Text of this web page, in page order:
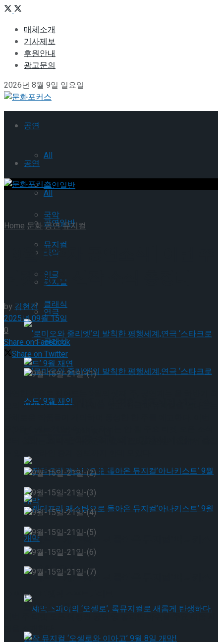
매체소개
기사제보
후원안내
광고문의
2026년 8월 9일 일요일
공연
All
공연일반
국악
뮤지컬
연극
클래식
‘로미오와 줄리엣’의 발칙한 평행세계,연극 ‘스
젠더프리 캐스팅으로 돌아온 뮤지컬’아나키스
트’ 9월 개막
공연
All
공연일반
국악
뮤지컬
연극
클래식
타크로스드’ 9월 재연
젠더프리 캐스팅으로 돌아온 뮤지컬’아나키스
트’ 9월 개막
Home문화공연뮤지컬
[9월 3주차 공연소식] 이번 주
티켓팅 & 신작 소식 총정리
by김현진
2025년 09월 15일
0
Share on Facebook
Share on Twitter
고의 기대작이 드디어 베일을 벗고, 연극과 뮤지컬을 넘나드는
수 있는 온라인 중계 정보까지 한데 모았다.
◆ 이주의 티켓팅 스포트라이트
편을 소개한다.